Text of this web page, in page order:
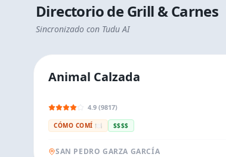
Directorio deGrill & Carnes
Sincronizado con Tudu AI
Animal Calzada
4.9 (9817)
CÓMO COMÍ 🍽️ $$$$
SAN PEDRO GARZA GARCÍA